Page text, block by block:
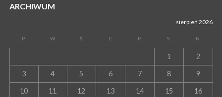
ARCHIWUM
sierpień 2026
P W Ś C P S N
1 2
3 4 5 6 7 8 9
10 11 12 13 14 15 16